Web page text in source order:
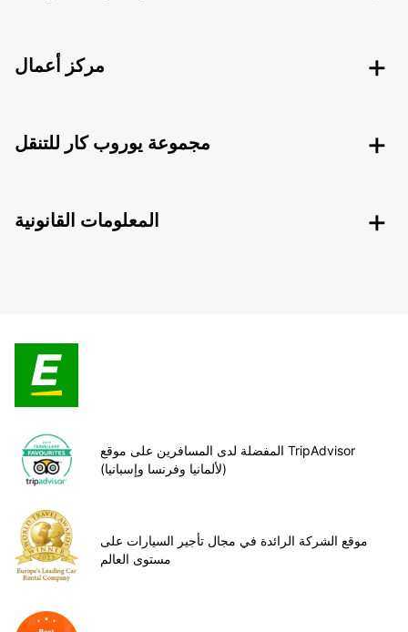
مركز أعمال
مجموعة يوروب كار للتنقل
المعلومات القانونية
المفضلة لدى المسافرين على موقع TripAdvisor
(لألمانيا وفرنسا وإسبانيا)
موقع الشركة الرائدة في مجال تأجير السيارات على
مستوى العالم